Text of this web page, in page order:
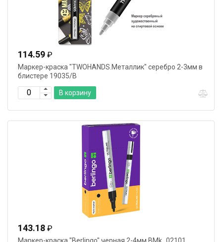
114.59 ₽
Маркер-краска "TWOHANDS.Металлик" серебро 2-3мм в
блистере 19035/B
В корзину
143.18 ₽